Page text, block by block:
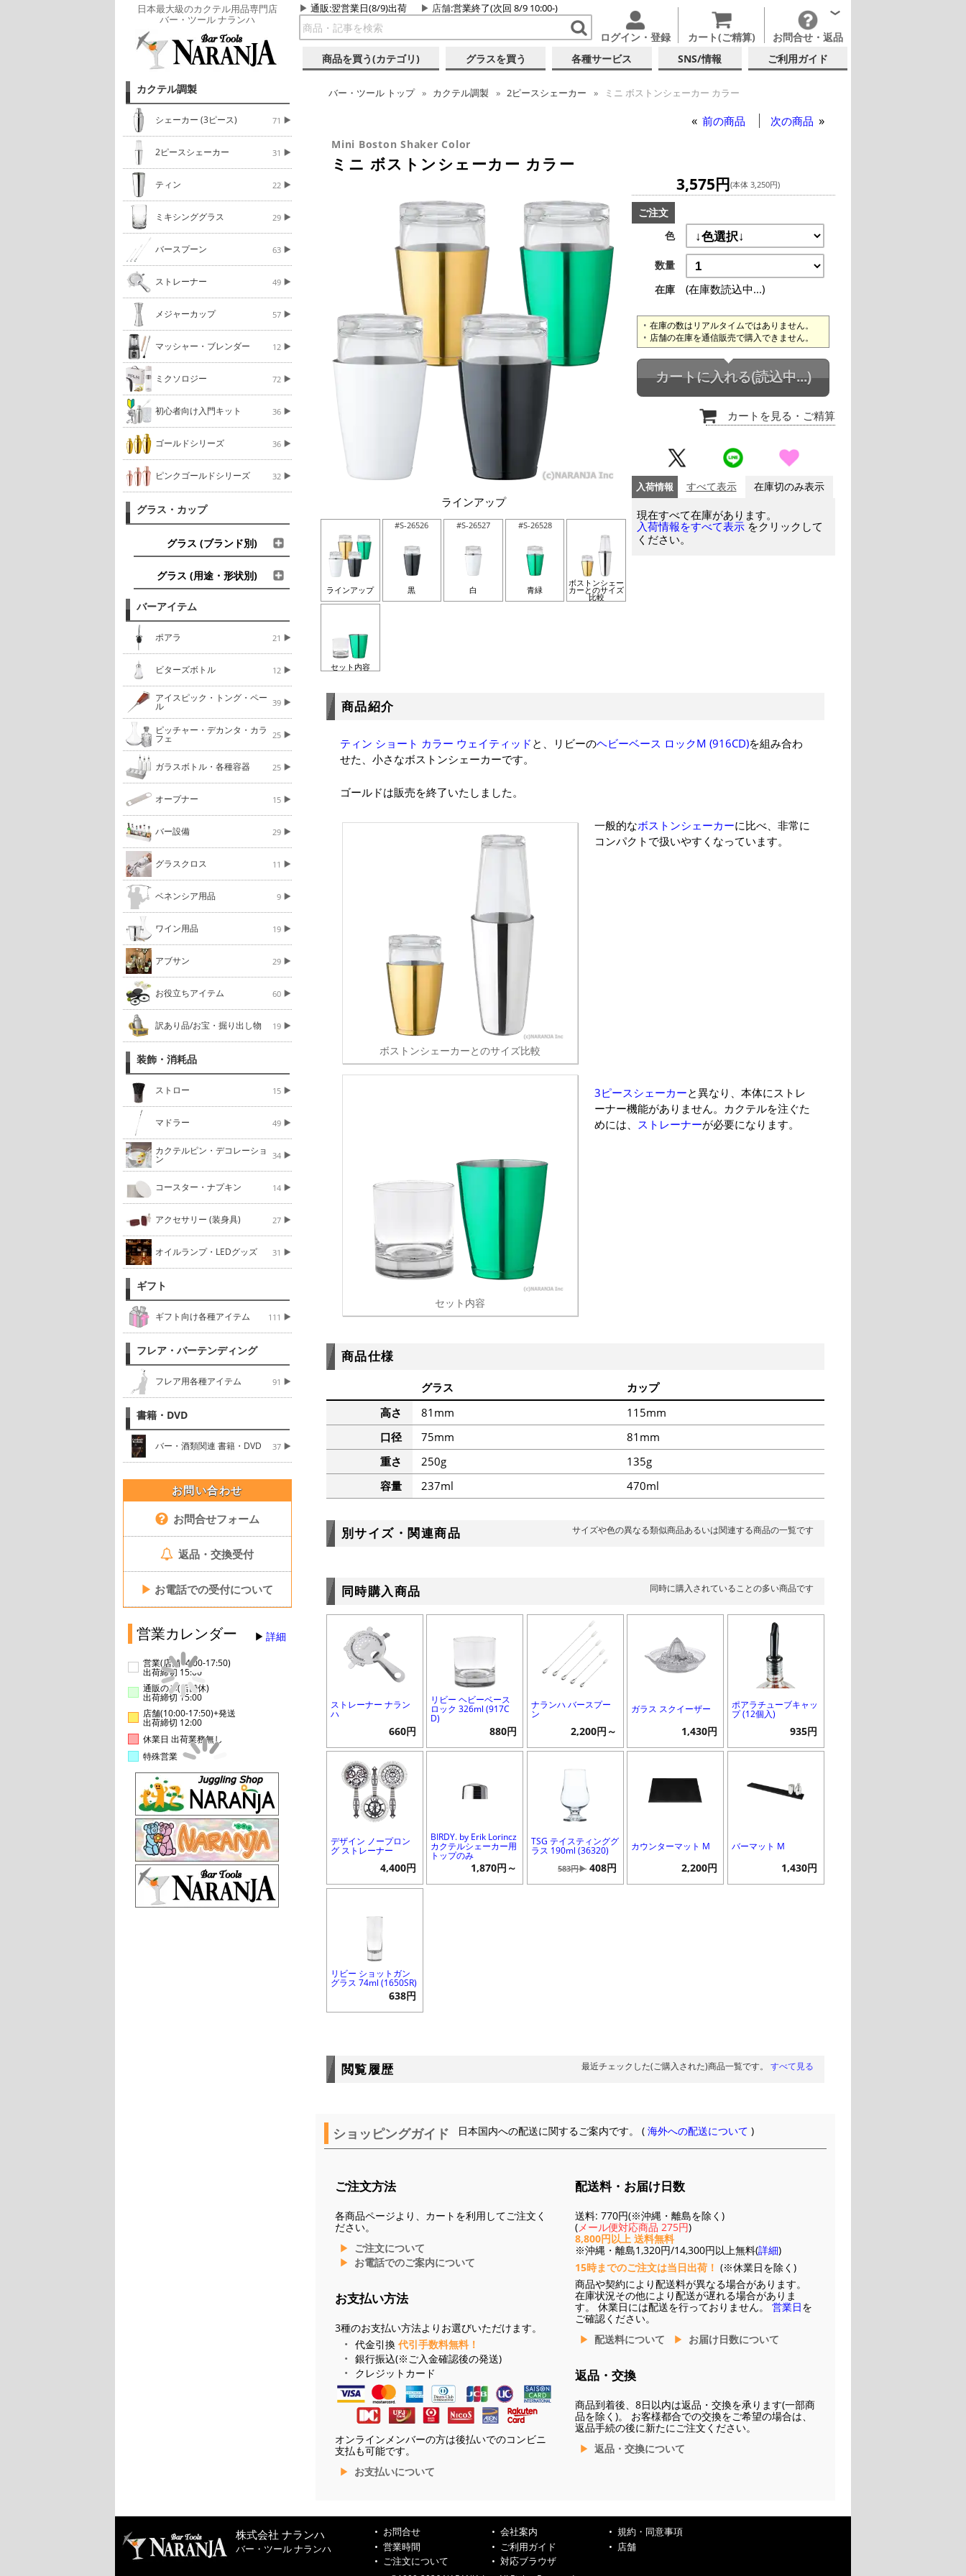
日本最大級のカクテル用品専門店
バー・ツール ナランハ
通販:翌営業日(8/9)出荷 店舗:営業終了(次回 8/9 10:00-)
ログイン・登録 カート(ご精算) お問合せ・返品
商品を買う(カテゴリ) グラスを買う 各種サービス SNS/情報 ご利用ガイド
カクテル調製
シェーカー (3ピース) 71
2ピースシェーカー 31
ティン 22
ミキシンググラス 29
バースプーン 63
ストレーナー 49
メジャーカップ 57
マッシャー・ブレンダー 12
ミクソロジー 72
初心者向け入門キット 36
ゴールドシリーズ 36
ピンクゴールドシリーズ 32
グラス・カップ
グラス (ブランド別)
グラス (用途・形状別)
バーアイテム
ポアラ 21
ビターズボトル 12
アイスピック・トング・ペー
ル 39
ピッチャー・デカンタ・カラ
フェ 25
ガラスボトル・各種容器 25
オープナー 15
バー設備 29
グラスクロス 11
ベネンシア用品 9
ワイン用品 19
アブサン 29
お役立ちアイテム 60
訳あり品/お宝・掘り出し物 19
装飾・消耗品
ストロー 15
マドラー 49
カクテルピン・デコレーショ
ン 34
コースター・ナプキン 14
アクセサリー (装身具) 27
オイルランプ・LEDグッズ 31
ギフト
ギフト向け各種アイテム 111
フレア・バーテンディング
フレア用各種アイテム 91
書籍・DVD
バー・酒類関連 書籍・DVD 37
お問い合わせ
お問合せフォーム
返品・交換受付
▶ お電話での受付について
営業カレンダー 詳細
営業(店舗14:00-17:50)
出荷締切 15:00
通販のみ(店舗休)
出荷締切 15:00
店舗(10:00-17:50)+発送
出荷締切 12:00
休業日 出荷業務無し
特殊営業
バー・ツール トップ カクテル調製 2ピースシェーカー ミニ ボストンシェーカー カラー
前の商品 次の商品
Mini Boston Shaker Color
ミニ ボストンシェーカー カラー
ラインアップ
ラインアップ
#S-26526
黒
#S-26527
白
#S-26528
青緑
ボストンシェー
カーとのサイズ
比較
セット内容
3,575円(本体 3,250円)
ご注文
色
数量
在庫
(在庫数読込中...)
在庫の数はリアルタイムではありません。
店舗の在庫を通信販売で購入できません。
カートに入れる(読込中...)
カートを見る ・ご精算
入荷情報 すべて表示 在庫切のみ表示
現在すべて在庫があります。
入荷情報をすべて表示 をクリックして
ください。
商品紹介
ティン ショート カラー ウェイティッド と、リビーのヘビーベース ロックM (916CD)を組み合わ
せた、小さなボストンシェーカーです。
ゴールドは販売を終了いたしました。
ボストンシェーカーとのサイズ比較
一般的なボストンシェーカーに比べ、非常に
コンパクトで扱いやすくなっています。
セット内容
3ピースシェーカーと異なり、本体にストレ
ーナー機能がありません。カクテルを注ぐた
めには、
ストレーナーが必要になります。
商品仕様
グラス
高さ
81mm
口径
75mm
重さ
250g
容量
237ml
カップ
115mm
81mm
135g
470ml
別サイズ・関連商品 サイズや色の異なる類似商品あるいは関連する商品の一覧です
同時購入商品 同時に購入されていることの多い商品です
ストレーナー ナラン
ハ
660円
リビー ヘビーベース
ロック 326ml (917C
D)
880円
ナランハ バースプー
ン
2,200円～
ガラス スクイーザー
1,430円
ポアラチューブキャッ
プ (12個入)
935円
デザイン ノープロン
グ ストレーナー
4,400円
BIRDY. by Erik Lorincz
カクテルシェーカー用
トップのみ
1,870円～
TSG テイスティンググ
ラス 190ml (36320)
583円▶ 408円
カウンターマット M
2,200円
バーマット M
1,430円
リビー ショットガン
グラス 74ml (1650SR)
638円
閲覧履歴 最近チェックした(ご購入された)商品一覧です。 すべて見る
ショッピングガイド 日本国内への配送に関するご案内です。 (海外への配送について )
ご注文方法
各商品ページより、カートを利用してご注文く
ださい。
ご注文について
お電話でのご案内について
お支払い方法
3種のお支払い方法よりお選びいただけます。
代金引換 代引手数料無料！
銀行振込(※ご入金確認後の発送)
クレジットカード
オンラインメンバーの方は後払いでのコンビニ
支払も可能です。
お支払いについて
配送料・お届け日数
送料: 770円(※沖縄・離島を除く)
(メール便対応商品 275円)
8,800円以上 送料無料
※沖縄・離島1,320円/14,300円以上無料(詳細)
15時までのご注文は当日出荷！ (※休業日を除く)
商品や契約により配送料が異なる場合があります。
在庫状況その他により配送が遅れる場合がありま
す。 休業日には配送を行っておりません。 営業日を
ご確認ください。
配送料について
お届け日数について
返品・交換
商品到着後、8日以内は返品・交換を承ります(一部商
品を除く)。 お客様都合での交換をご希望の場合は、
返品手続の後に新たにご注文ください。
返品・交換について
株式会社 ナランハ
バー・ツール ナランハ
お問合せ 会社案内
規約・同意事項
営業時間
ご利用ガイド
店舗
ご注文について
対応ブラウザ